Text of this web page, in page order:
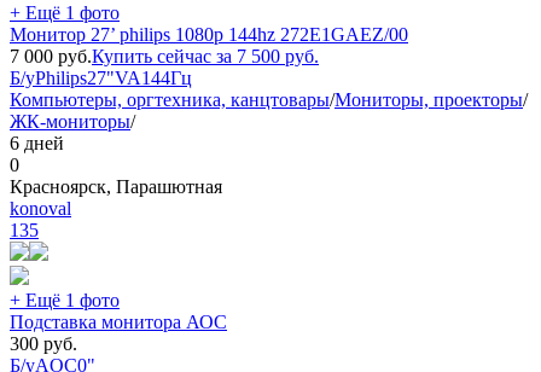
+ Ещё 1 фото
Монитор 27’ philips 1080p 144hz 272E1GAEZ/00
7 000 руб.Купить сейчас за 7 500 руб.
Б/уPhilips27"VA144Гц
Компьютеры, оргтехника, канцтовары/Мониторы, проекторы/
ЖК-мониторы/
6 дней
0
Красноярск, Парашютная
konoval
135
+ Ещё 1 фото
Подставка монитора АОС
300 руб.
Б/уAOC0"